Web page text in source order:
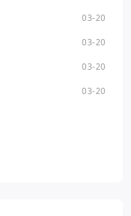
03-20
03-20
03-20
03-20